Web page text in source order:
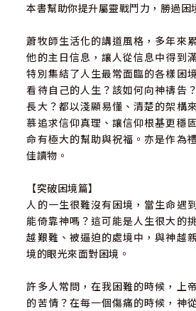
本書幫助你提升屬靈戰鬥力，勝過困
蕭牧師生活化的講道風格，多年來
他的主日信息，讓人從信息中得到
特別集結了人生最常面臨的各樣困
看待自己的人生？該如何向神禱告
長大？都以淺顯易懂、清楚的架構
慕追求信仰真理、讓信仰根基更穩
命有極大的幫助與祝福。亦是作為
佳讀物。
【突破困境篇】
人的一生很難沒有困境，當生命遇
能倚靠神嗎？這可能是人生很大的
越艱難、被逼迫的處境中，與神越
境的眼光來面對困境。
許多人常問，在我困難的時候，上
的苦情？在每一個傷痛的時候，神